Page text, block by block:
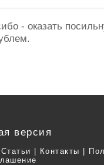
- оказать
версия
Статьи Контакты